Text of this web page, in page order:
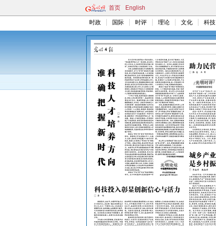
首页 English
时政 国际 时评 理论 文化 科技